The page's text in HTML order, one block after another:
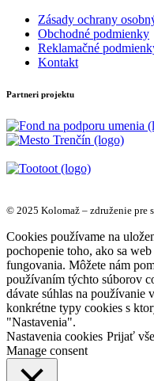
Zásady ochrany
Obchodné podmienky
Reklamačné
Kontakt
Partneri projektu
© 2025 Kolomaž – združenie pre
Cookies používame na
pochopenie toho, ako sa
fungovania. Môžete nám
používaním týchto súborov
dávate súhlas na používanie
konkrétne typy cookies s
"Nastavenia".
Nastavenia cookies Prijať
Manage consent